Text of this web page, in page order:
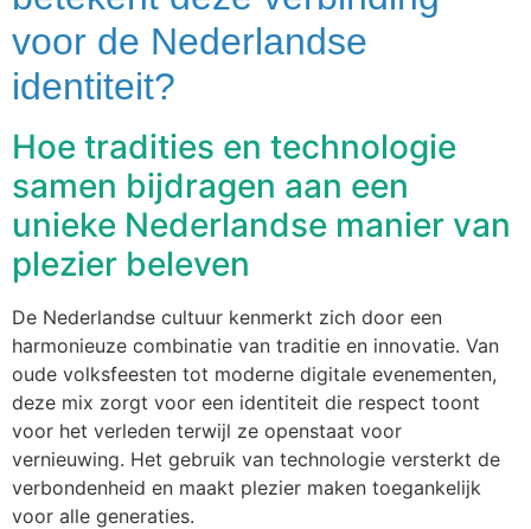
voor de Nederlandse
identiteit?
Hoe tradities en technologie
samen bijdragen aan een
unieke Nederlandse manier van
plezier beleven
De Nederlandse cultuur kenmerkt zich door een
harmonieuze combinatie van traditie en innovatie. Van
oude volksfeesten tot moderne digitale evenementen,
deze mix zorgt voor een identiteit die respect toont
voor het verleden terwijl ze openstaat voor
vernieuwing. Het gebruik van technologie versterkt de
verbondenheid en maakt plezier maken toegankelijk
voor alle generaties.